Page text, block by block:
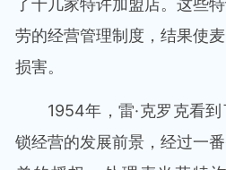
了十几家特许加盟店。这些
劳的经营管理制度，结果使
损害。
1954年，雷·克罗克看
锁经营的发展前景，经过一